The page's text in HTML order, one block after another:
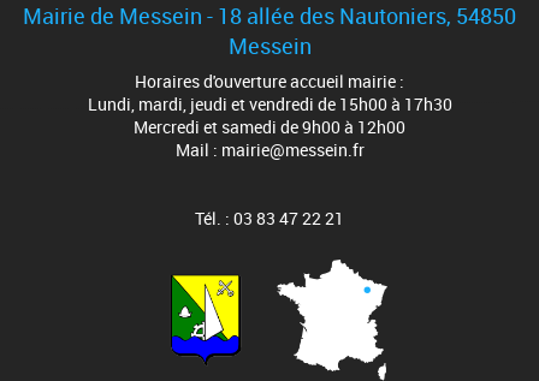
Mairie de Messein - 18 allée des Nautoniers, 54850
Messein
Horaires d'ouverture accueil mairie :
Lundi, mardi, jeudi et vendredi de 15h00 à 17h30
Mercredi et samedi de 9h00 à 12h00
Mail : mairie@messein.fr
Tél. : 03 83 47 22 21